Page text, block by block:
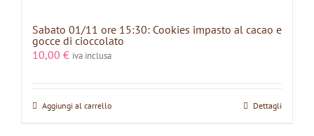
Sabato 01/11 ore 15:30: Cookies impasto al cacao e
gocce di cioccolato
10,00 € iva inclusa
Aggiungi al carrello Dettagli